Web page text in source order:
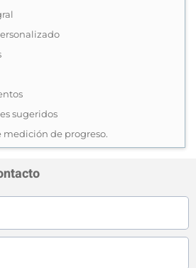
sugeridos
medición de progreso.